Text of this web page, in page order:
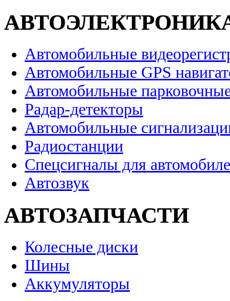
Автомобильные
Автомобильные GPS
Автомобильные
Радар-детекторы
Автомобильные
Радиостанции
Спецсигналы для
Автозвук
АВТОЗАПЧАСТИ
Колесные диски
Шины
Аккумуляторы